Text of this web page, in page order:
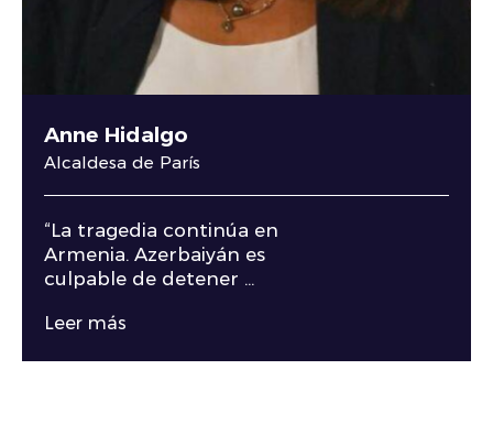
Anne Hidalgo
Alcaldesa de París
“La tragedia continúa en
Armenia. Azerbaiyán es
culpable de detener ...
Leer más